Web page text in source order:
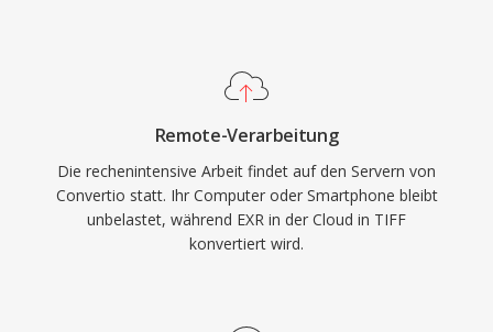
Remote-Verarbeitung
Die rechenintensive Arbeit findet auf den Servern von
Convertio statt. Ihr Computer oder Smartphone bleibt
unbelastet, während EXR in der Cloud in TIFF
konvertiert wird.